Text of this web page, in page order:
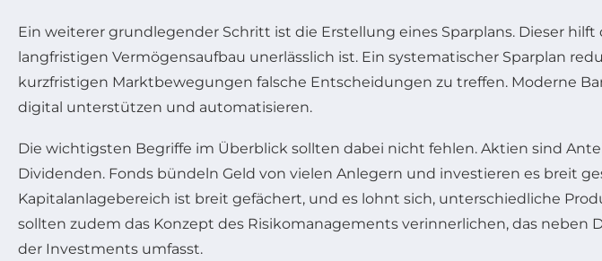
Ein weiterer grundlegender Schritt ist die Erstellung eines Sparplans. Dieser
langfristigen Vermögensaufbau unerlässlich ist. Ein systematischer Sparplan
kurzfristigen Marktbewegungen falsche Entscheidungen zu treffen. Moderne
digital unterstützen und automatisieren.
Die wichtigsten Begriffe im Überblick sollten dabei nicht fehlen. Aktien sind
Dividenden. Fonds bündeln Geld von vielen Anlegern und investieren es breit
Kapitalanlagebereich ist breit gefächert, und es lohnt sich, unterschiedliche
sollten zudem das Konzept des Risikomanagements verinnerlichen, das
der Investments umfasst.